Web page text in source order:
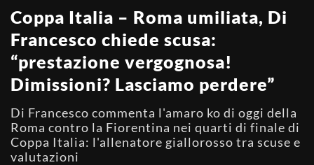
Coppa Italia – Roma umiliata, Di
Francesco chiede scusa:
“prestazione vergognosa!
Dimissioni? Lasciamo perdere”
Di Francesco commenta l'amaro ko di oggi della
Roma contro la Fiorentina nei quarti di finale di
Coppa Italia: l'allenatore giallorosso tra scuse e
valutazioni